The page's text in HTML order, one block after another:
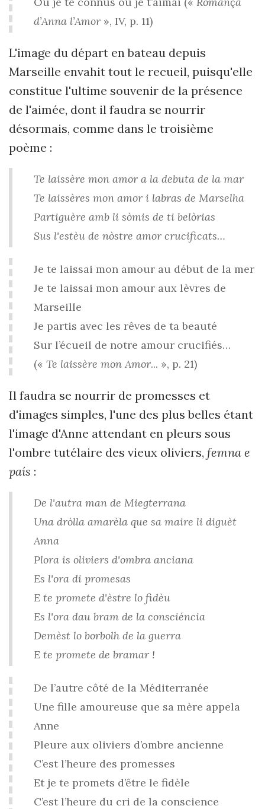
d’Anna l’Amor », IV, p. 11)
L'image du départ en bateau depuis
Marseille envahit tout le recueil, puisqu'elle
constitue l'ultime souvenir de la présence
de l'aimée, dont il faudra se nourrir
désormais, comme dans le troisième
poème :
Te laissère mon amor a la debuta de la mar
Te laissères mon amor i labras de Marselha
Partiguère amb li sòmis de ti belòrias
Sus l'estèu de nòstre amor crucificats…
Je te laissai mon amour au début de la mer
Je te laissai mon amour aux lèvres de
Marseille
Je partis avec les rêves de ta beauté
Sur l’écueil de notre amour crucifiés…
(« Te laissère mon Amor... », p. 21)
Il faudra se nourrir de promesses et
d'images simples, l'une des plus belles étant
l'image d'Anne attendant en pleurs sous
l'ombre tutélaire des vieux oliviers, femna e
país :
De l'autra man de Miegterrana
Una dròlla amarèla que sa maire li diguèt
Anna
Plora is oliviers d'ombra anciana
Es l'ora di promesas
E te promete d'èstre lo fidèu
Es l'ora dau bram de la consciéncia
Demèst lo borbolh de la guerra
E te promete de bramar !
De l’autre côté de la Méditerranée
Une fille amoureuse que sa mère appela
Anne
Pleure aux oliviers d’ombre ancienne
C’est l’heure des promesses
Et je te promets d’être le fidèle
C’est l’heure du cri de la conscience